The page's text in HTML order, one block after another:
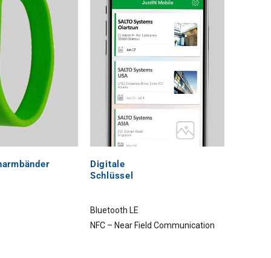
Digitale
Schlüssel
Bluetooth LE
NFC – Near Field Communication